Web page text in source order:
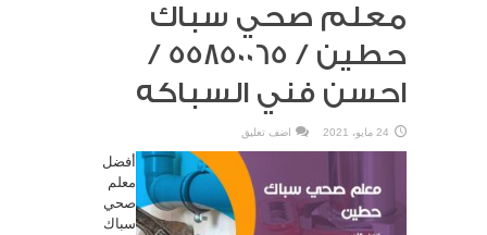
معلم صحي سباك
حطين / 55850065 /
احسن فني السباكه
24 مايو، 2021 اضف تعليق
أفضل
معلم
صحي
سباك